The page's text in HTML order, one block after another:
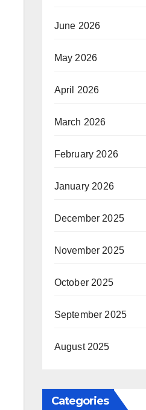
June 2026
May 2026
April 2026
March 2026
February 2026
January 2026
December 2025
November 2025
October 2025
September 2025
August 2025
Categories